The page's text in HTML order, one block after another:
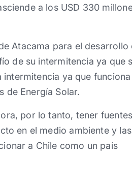
a los USD 330
Atacama para el desarrollo
de su intermitencia ya que
ya que funciona
de Energía Solar.
por lo tanto, tener
en el medio ambiente y las
a Chile como un país